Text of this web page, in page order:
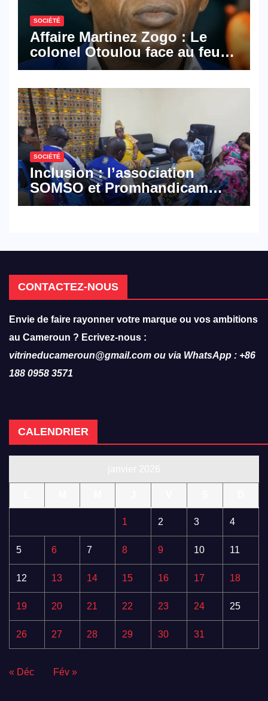
SOCIÉTÉ
Affaire Martinez Zogo : Le
colonel Otoulou face au feu
croisé des avocats de la
SOCIÉTÉ
Inclusion : l’association
SOMSO et Promhandicam
militent en faveur d’une
CONTACTEZ-NOUS
Envie de faire rayonner votre marque ou vos ambitions
au Cameroun ? Ecrivez-nous :
vitrineducameroun@gmail.com ou via WhatsApp : +86
188 0958 3571
CALENDRIER
1 2 3 4
5 6 7 8 9 10 11
12 13 14 15 16 17 18
19 20 21 22 23 24 25
26 27 28 29 30 31
« Déc Fév »